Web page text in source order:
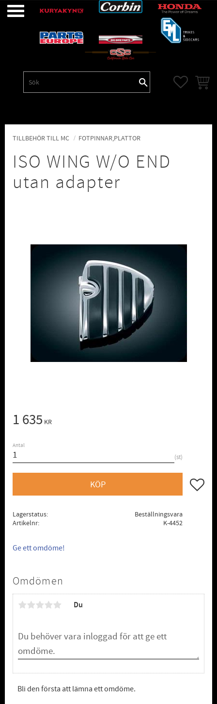
TILLBEHÖR TILL MC FOTPINNAR,PLATTOR
ISO WING W/O END
utan adapter
1 635 KR
Antal
st
KÖP Lägg
Lagerstatus
Beställningsvara
Artikelnr
K-4452
Ge ett omdöme!
Omdömen
Du
Bli den första att lämna ett omdöme.